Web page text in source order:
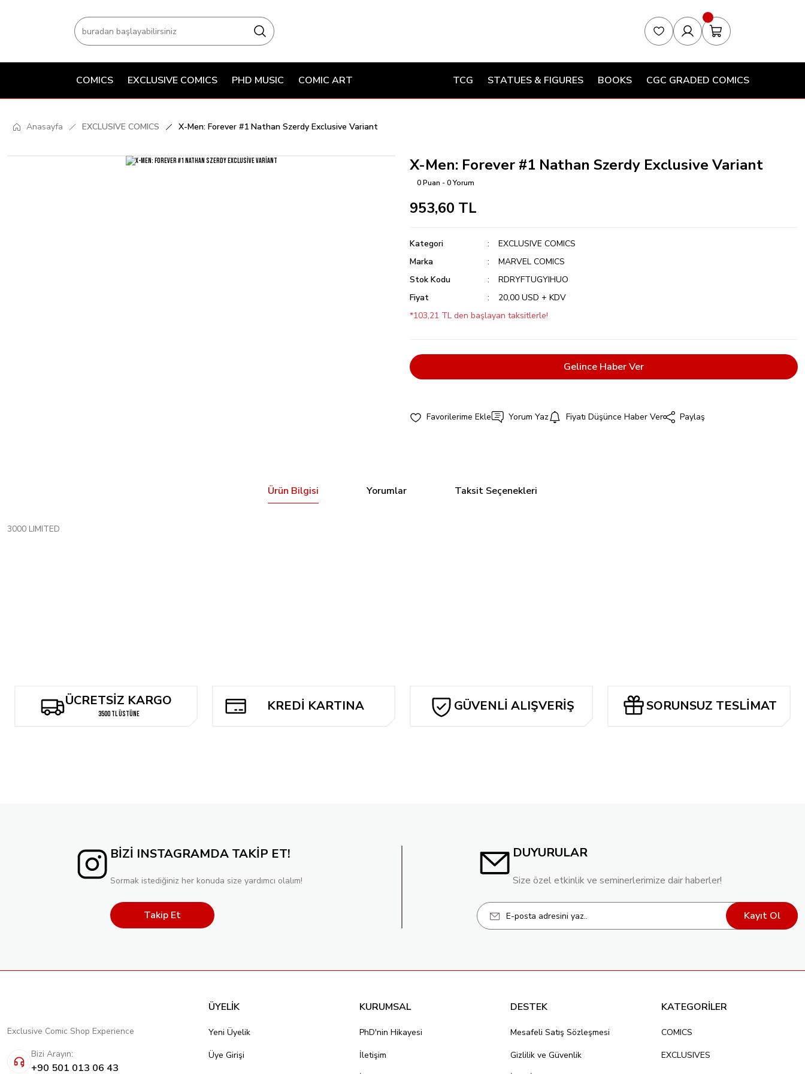
COMICS EXCLUSIVE COMICS PHD MUSIC COMIC ART TCG STATUES & FIGURES BOOKS CGC GRADED COMICS
Anasayfa EXCLUSIVE COMICS X-Men: Forever #1 Nathan Szerdy Exclusive Variant
X-Men: Forever #1 Nathan Szerdy Exclusive Variant
0 Puan - 0 Yorum
953,60 TL
Kategori
EXCLUSIVE COMICS
Marka
MARVEL COMICS
Stok Kodu
RDRYFTUGYIHUO
Fiyat
20,00 USD + KDV
*103,21 TL den başlayan taksitlerle!
Gelince Haber Ver
Yorum Yaz Fiyatı Düşünce Haber Ver Paylaş
Ürün Bilgisi Yorumlar Taksit Seçenekleri
3000 LIMITED
ÜCRETSİZ KARGO
3500 TL ÜSTÜNE
KREDİ KARTINA
GÜVENLİ ALIŞVERİŞ SORUNSUZ TESLİMAT
BİZİ INSTAGRAMDA TAKİP ET!
Sormak istediğiniz her konuda size yardımcı olalım!
Takip Et
DUYURULAR
Size özel etkinlik ve seminerlerimize dair haberler!
Kayıt Ol
Exclusive Comic Shop Experience
Bizi Arayın:
+90 501 013 06 43
ÜYELİK
Yeni Üyelik
Üye Girişi
KURUMSAL
PhD'nin Hikayesi
İletişim
DESTEK
Mesafeli Satış Sözleşmesi
Gizlilik ve Güvenlik
KATEGORİLER
COMICS
EXCLUSIVES